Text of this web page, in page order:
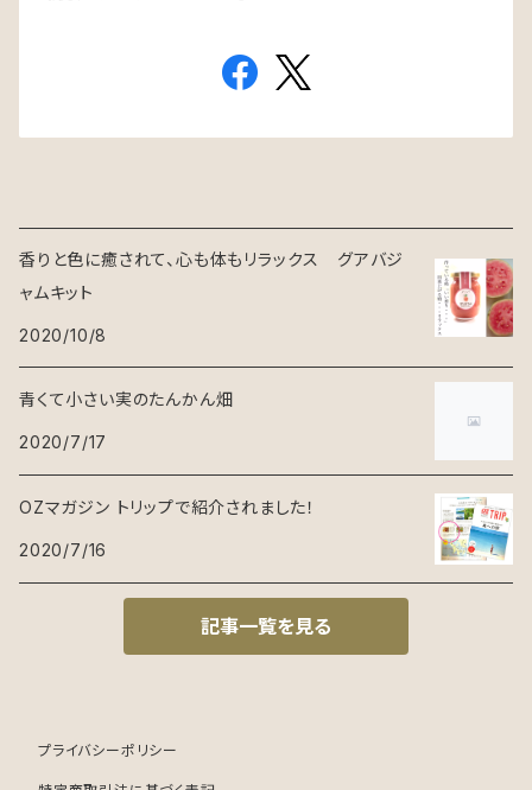
香りと色に癒されて、心も体もリラックス グアバジ
ャムキット
2020/10/8
青くて小さい実のたんかん畑
2020/7/17
OZマガジン トリップで紹介されました！
2020/7/16
記事一覧を見る
プライバシーポリシー